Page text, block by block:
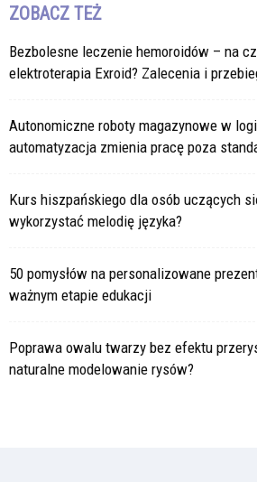
ZOBACZ TEŻ
Bezbolesne leczenie hemoroidów – na
elektroterapia Exroid? Zalecenia i
Autonomiczne roboty magazynowe w
automatyzacja zmienia pracę poza
Kurs hiszpańskiego dla osób uczących
wykorzystać melodię języka?
50 pomysłów na personalizowane
ważnym etapie edukacji
Poprawa owalu twarzy bez efektu
naturalne modelowanie rysów?